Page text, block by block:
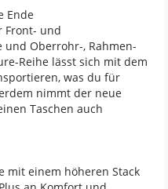
Ende
Front- und
und Oberrohr-, Rahmen-
Reihe lässt sich mit dem
was du für
nimmt der neue
Taschen auch
mit einem höheren Stack